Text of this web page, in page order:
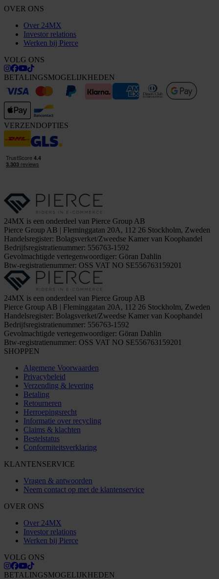
OVER ONS
Over 24MX
Investor relations
Werken bij Pierce
VOLG ONS
BETALINGSMOGELIJKHEDEN
VERZENDOPTIES
24MX is een onderdeel van Pierce Group AB
Pierce Group AB | Fleminggatan 20A, 112 26 Stockholm, Zweden
Handelsregister: Bolagsverket/Zweedse Kamer van Koophandel
Bedrijfsregistratienummer: 556763-1592
Gevolmachtigde vertegenwoordiger: Göran Dahlin
Btw-registratienummer: OSS VAT NO SE556763159201
24MX is een onderdeel van Pierce Group AB
Pierce Group AB | Fleminggatan 20A, 112 26 Stockholm, Zweden
Handelsregister: Bolagsverket/Zweedse Kamer van Koophandel
Bedrijfsregistratienummer: 556763-1592
Gevolmachtigde vertegenwoordiger: Göran Dahlin
Btw-registratienummer: OSS VAT NO SE556763159201
SHOPPEN
Algemene Voorwaarden
Privacybeleid
Verzending & levering
Betaling
Retourneren
Herroepingsrecht
Informatie over recycling
Claims & klachten
Bestelstatus
Conformiteitsverklaring
KLANTENSERVICE
Vragen & antwoorden
Neem contact op met de klantenservice
OVER ONS
Over 24MX
Investor relations
Werken bij Pierce
VOLG ONS
BETALINGSMOGELIJKHEDEN